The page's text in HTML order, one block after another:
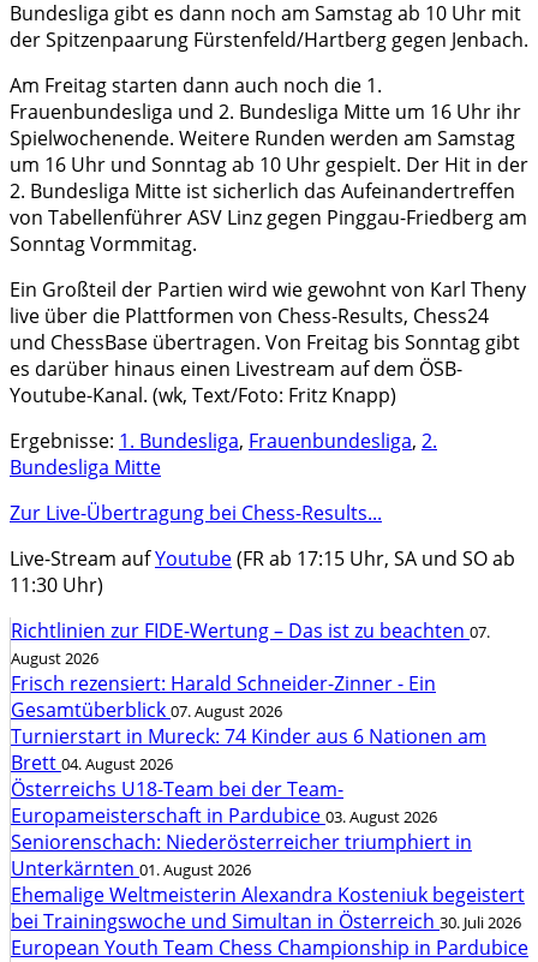
Bundesliga gibt es dann noch am Samstag ab 10 Uhr mit
der Spitzenpaarung Fürstenfeld/Hartberg gegen Jenbach.
Am Freitag starten dann auch noch die 1.
Frauenbundesliga und 2. Bundesliga Mitte um 16 Uhr ihr
Spielwochenende. Weitere Runden werden am Samstag
um 16 Uhr und Sonntag ab 10 Uhr gespielt. Der Hit in der
2. Bundesliga Mitte ist sicherlich das Aufeinandertreffen
von Tabellenführer ASV Linz gegen Pinggau-Friedberg am
Sonntag Vormmitag.
Ein Großteil der Partien wird wie gewohnt von Karl Theny
live über die Plattformen von Chess-Results, Chess24
und ChessBase übertragen. Von Freitag bis Sonntag gibt
es darüber hinaus einen Livestream auf dem ÖSB-
Youtube-Kanal. (wk, Text/Foto: Fritz Knapp)
Ergebnisse: 1. Bundesliga, Frauenbundesliga, 2.
Bundesliga Mitte
Zur Live-Übertragung bei Chess-Results...
Live-Stream aufYoutube(FR ab 17:15 Uhr, SA und SO ab
11:30 Uhr)
Richtlinien zur FIDE-Wertung – Das ist zu beachten 07.
August 2026
Frisch rezensiert: Harald Schneider-Zinner - Ein
Gesamtüberblick 07. August 2026
Turnierstart in Mureck: 74 Kinder aus 6 Nationen am
Brett 04. August 2026
Österreichs U18-Team bei der Team-
Europameisterschaft in Pardubice 03. August 2026
Seniorenschach: Niederösterreicher triumphiert in
Unterkärnten 01. August 2026
Ehemalige Weltmeisterin Alexandra Kosteniuk begeistert
bei Trainingswoche und Simultan in Österreich 30. Juli 2026
European Youth Team Chess Championship in Pardubice